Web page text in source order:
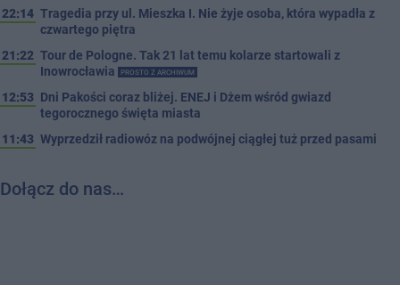
22:14 Tragedia przy ul. Mieszka I. Nie żyje osoba, która wypadła z
czwartego piętra
21:22 Tour de Pologne. Tak 21 lat temu kolarze startowali z
Inowrocławia
PROSTO Z ARCHIWUM
12:53 Dni Pakości coraz bliżej. ENEJ i Dżem wśród gwiazd
tegorocznego święta miasta
11:43 Wyprzedził radiowóz na podwójnej ciągłej tuż przed pasami
Dołącz do nas…